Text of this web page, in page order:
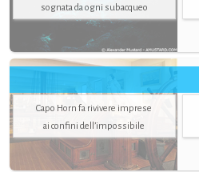
sognata da ogni subacqueo
Capo Horn fa rivivere imprese
ai confini dell’impossibile